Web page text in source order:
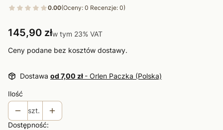
0.00(Oceny: 0 Recenzje: 0)
Cena
145,90 złw tym 23% VAT
w tym 23% VAT
Ceny podane bez kosztów dostawy.
Dostawa od 7,00 zł - Orlen Paczka (Polska)
Ilość
szt.
Dostępność: